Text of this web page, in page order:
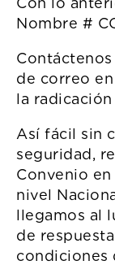
Nombre #
de correo
la
Así fácil sin
seguridad,
Convenio
nivel
llegamos al
de
condiciones